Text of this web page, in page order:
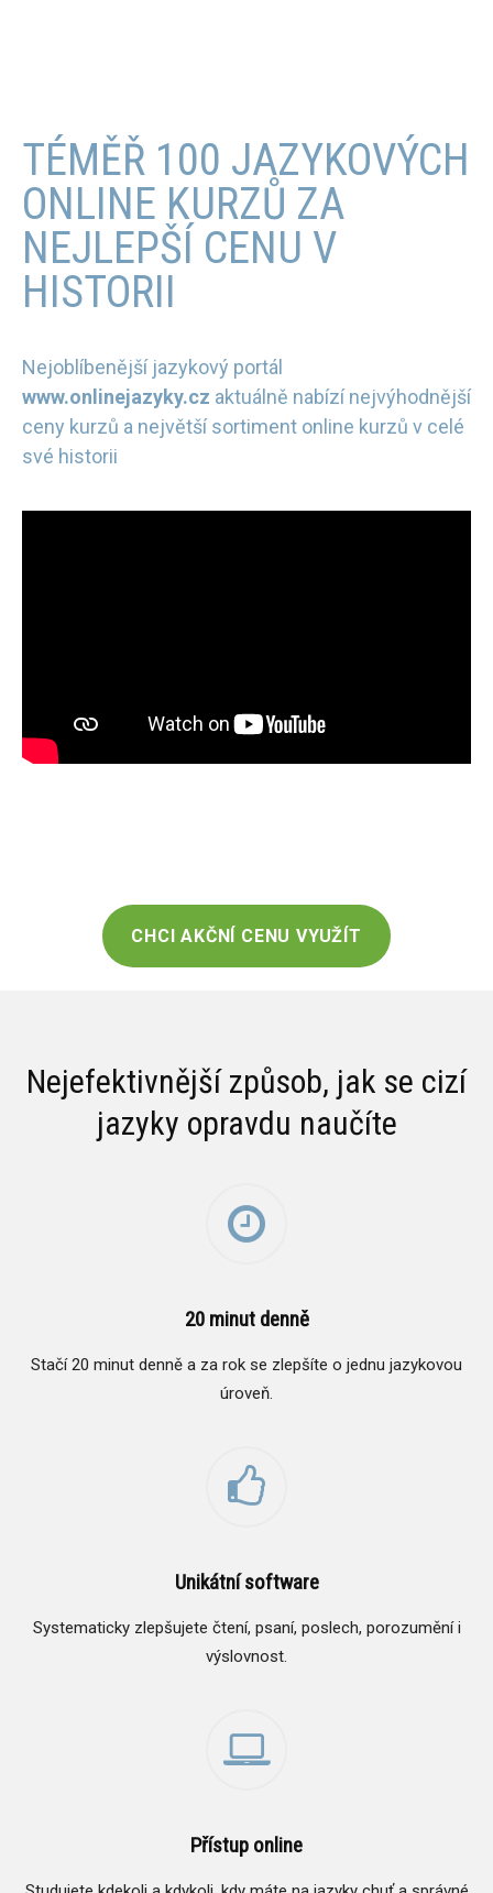
TÉMĚŘ 100 JAZYKOVÝCH
ONLINE KURZŮ ZA
NEJLEPŠÍ CENU V
HISTORII
Nejoblíbenější jazykový portál
www.onlinejazyky.cz aktuálně nabízí nejvýhodnější
ceny kurzů a největší sortiment online kurzů v celé
své historii
CHCI AKČNÍ CENU VYUŽÍT
Nejefektivnější způsob, jak se cizí
jazyky opravdu naučíte
20 minut denně
Stačí 20 minut denně a za rok se zlepšíte o jednu jazykovou
úroveň.
Unikátní software
Systematicky zlepšujete čtení, psaní, poslech, porozumění i
výslovnost.
Přístup online